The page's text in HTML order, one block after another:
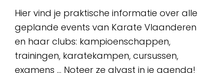
Hier vind je praktische informatie over alle
geplande events van Karate Vlaanderen
en haar clubs: kampioenschappen,
trainingen, karatekampen, cursussen,
examens … Noteer ze alvast in je agenda!